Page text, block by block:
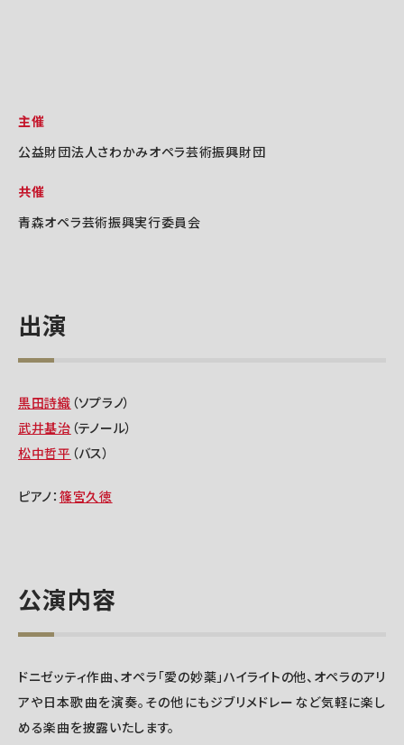
主催
公益財団法人さわかみオペラ芸術振興財団
共催
青森オペラ芸術振興実行委員会
出演
黒田詩織 （ソプラノ）
武井基治 （テノール）
松中哲平 （バス）
ピアノ： 篠宮久徳
公演内容
ドニゼッティ作曲、オペラ「愛の妙薬」ハイライトの他、オペラのアリ
アや日本歌曲を演奏。その他にもジブリメドレーなど気軽に楽し
める楽曲を披露いたします。